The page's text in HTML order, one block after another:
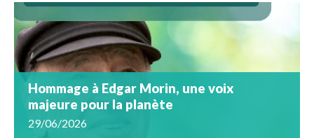
Hommage à Edgar Morin, une voix
majeure pour la planète
29/06/2026